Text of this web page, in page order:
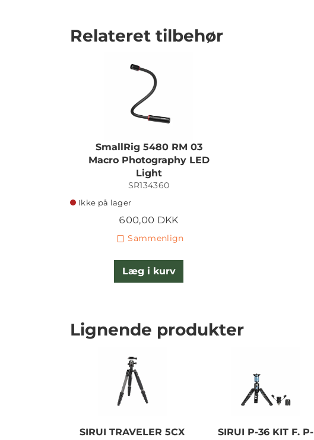
Relateret tilbehør
SmallRig 5480 RM 03
Macro Photography LED
Light
SR134360
Ikke på lager
600,00 DKK
Sammenlign
Læg i kurv
Lignende produkter
SIRUI TRAVELER 5CX
SIRUI P-36 KIT F. P-